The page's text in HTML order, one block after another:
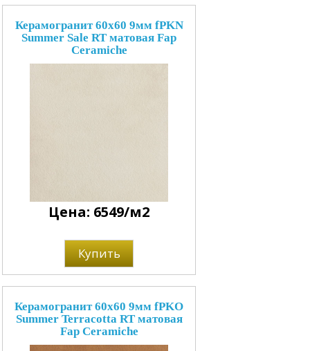
Керамогранит 60x60 9мм fPKN
Summer Sale RT матовая Fap
Ceramiche
Цена: 6549/м2
Купить
Керамогранит 60x60 9мм fPKO
Summer Terracotta RT матовая
Fap Ceramiche